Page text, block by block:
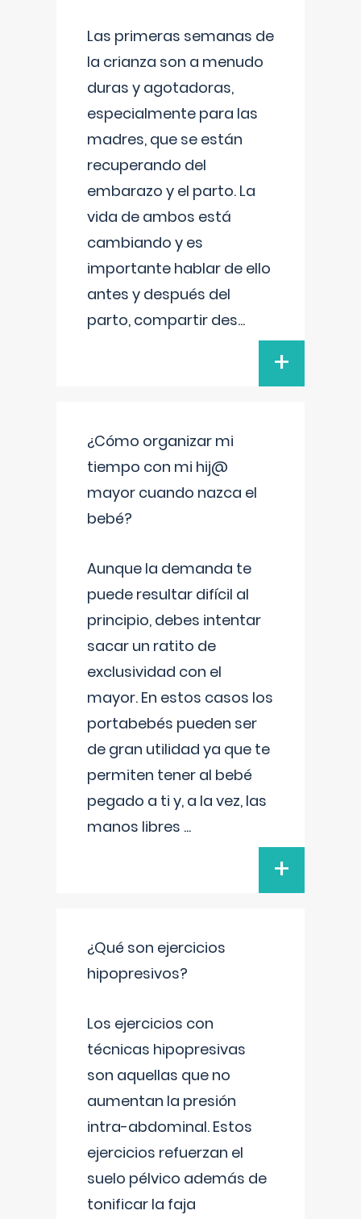
Las primeras semanas de
la crianza son a menudo
duras y agotadoras,
especialmente para las
madres, que se están
recuperando del
embarazo y el parto. La
vida de ambos está
cambiando y es
importante hablar de ello
antes y después del
parto, compartir des...
+
¿Cómo organizar mi
tiempo con mi hij@
mayor cuando nazca el
bebé?
Aunque la demanda te
puede resultar difícil al
principio, debes intentar
sacar un ratito de
exclusividad con el
mayor. En estos casos los
portabebés pueden ser
de gran utilidad ya que te
permiten tener al bebé
pegado a ti y, a la vez, las
manos libres ...
+
¿Qué son ejercicios
hipopresivos?
Los ejercicios con
técnicas hipopresivas
son aquellas que no
aumentan la presión
intra-abdominal. Estos
ejercicios refuerzan el
suelo pélvico además de
tonificar la faja